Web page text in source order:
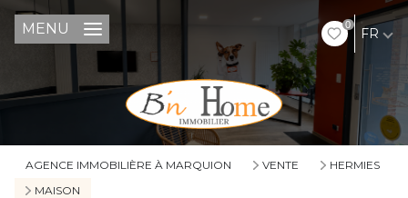
0
FR
MENU
AGENCE IMMOBILIÈRE À MARQUION VENTE
HERMIES
MAISON